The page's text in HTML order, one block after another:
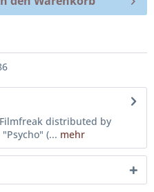
distributed by
(... mehr